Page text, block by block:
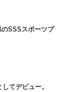
SSSスポーツプ
てデビュー。